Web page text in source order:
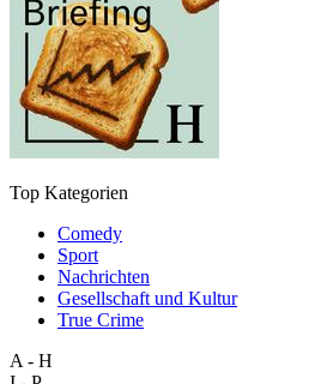
Top Kategorien
Comedy
Sport
Nachrichten
Gesellschaft und Kultur
True Crime
A - H